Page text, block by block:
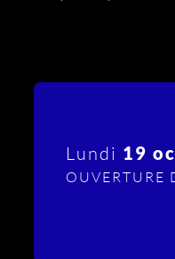
Lundi 19
OUVERTURE